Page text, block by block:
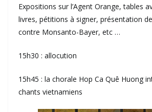
Expositions sur l’Agent Orange, tables
livres, pétitions à signer, présentation
contre Monsanto-Bayer, etc …
15h30 : allocution
15h45 : la chorale Hop Ca Quê Huong
chants vietnamiens